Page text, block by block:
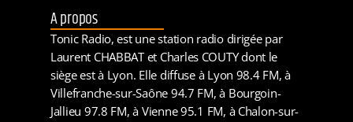
A propos
Tonic Radio, est une station radio dirigée par
Laurent CHABBAT et Charles COUTY dont le
siège est à Lyon. Elle diffuse à Lyon 98.4 FM, à
Villefranche-sur-Saône 94.7 FM, à Bourgoin-
Jallieu 97.8 FM, à Vienne 95.1 FM, à Chalon-sur-